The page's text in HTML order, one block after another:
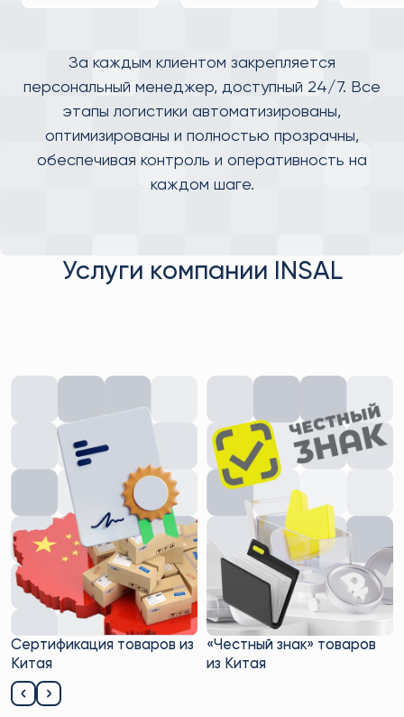
За каждым клиентом закрепляется
персональный менеджер, доступный 24/7. Все
этапы логистики автоматизированы,
оптимизированы и полностью прозрачны,
обеспечивая контроль и оперативность на
каждом шаге.
Услуги компании INSAL
Сертификация товаров из
Китая
«Честный знак» товаров
из Китая